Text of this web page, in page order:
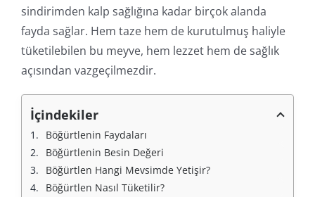
sindirimden kalp sağlığına kadar birçok alanda
fayda sağlar. Hem taze hem de kurutulmuş haliyle
tüketilebilen bu meyve, hem lezzet hem de sağlık
açısından vazgeçilmezdir.
İçindekiler
Böğürtlenin Faydaları
Böğürtlenin Besin Değeri
Böğürtlen Hangi Mevsimde Yetişir?
Böğürtlen Nasıl Tüketilir?